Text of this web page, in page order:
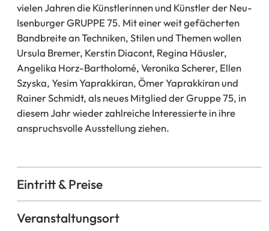
vielen Jahren die Künstlerinnen und Künstler der Neu-
Isenburger GRUPPE 75. Mit einer weit gefächerten
Bandbreite an Techniken, Stilen und Themen wollen
Ursula Bremer, Kerstin Diacont, Regina Häusler,
Angelika Horz-Bartholomé, Veronika Scherer, Ellen
Szyska, Yesim Yaprakkiran, Ömer Yaprakkiran und
Rainer Schmidt, als neues Mitglied der Gruppe 75, in
diesem Jahr wieder zahlreiche Interessierte in ihre
anspruchsvolle Ausstellung ziehen.
Eintritt & Preise
Veranstaltungsort